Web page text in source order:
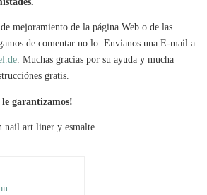
mejoramiento de la página Web o de las
de comentar no lo. Envianos una E-mail a
. Muchas gracias por su ayuda y mucha
gratis.
garantizamos!